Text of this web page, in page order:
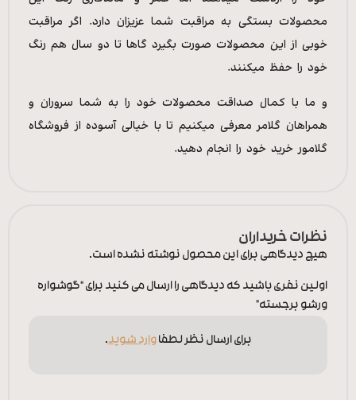
محصولات بستگی به مراقبت شما عزیزان دارد. اگر مراقبت
خوبی از این محصولات صورت بگیرد گاها تا دو سال هم رنگ
خود را حفظ میکنند.
و ما با کمال صداقت محصولات خود را به شما سروران و
همراهان گلامر معرفی میکنیم تا با خیالی آسوده از فروشگاه
گلامور خرید خود را انجام دهید.
نظرات خریداران
هیچ دیدگاهی برای این محصول نوشته نشده است.
اولین نفری باشید که دیدگاهی را ارسال می کنید برای “گوشواره
ورشو برجسته”
برای ارسال نظر لطفاوارد شوید.